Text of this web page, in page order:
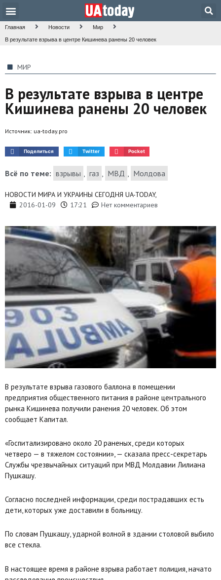
Главная Новости Мир
В результате взрыва в центре Кишинева ранены 20 человек
МИР
В результате взрыва в центре
Кишинева ранены 20 человек
Источник: ua-today.pro
Поделиться Twitter Pocket
Всё по теме: взрывы , газ , МВД , Молдова
НОВОСТИ МИРА И УКРАИНЫ СЕГОДНЯ UA-TODAY,
2016-01-09
17:21 Нет комментариев
В результате взрыва газового баллона в помещении
предприятия общественного питания в районе центрального
рынка Кишинева получили ранения 20 человек. Об этом
сообщает Капитал.
«Госпитализировано около 20 раненых, среди которых
четверо — в тяжелом состоянии», — сказала пресс-секретарь
Службы чрезвычайных ситуаций при МВД Молдавии Лилиана
Пушкашу.
Согласно последней информации, среди пострадавших есть
дети, которых уже доставили в больницу.
По словам Пушкашу, ударной волной в здании столовой выбило
все стекла.
В настоящее время в районе взрыва работает полиция, начато